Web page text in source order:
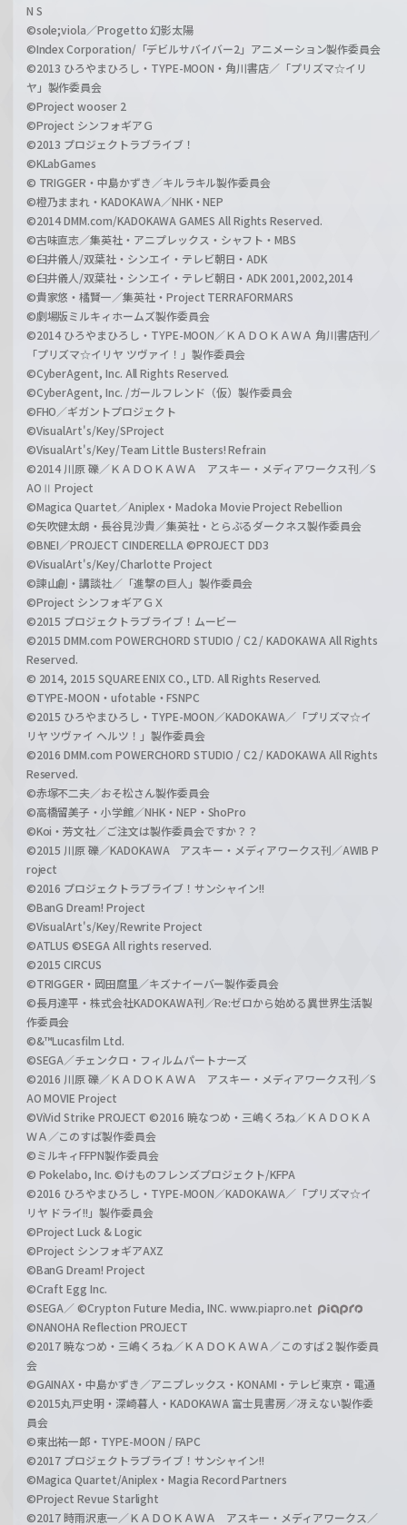
N S
©sole;viola／Progetto 幻影太陽
©Index Corporation/「デビルサバイバー2」アニメーション製作委員会
©2013 ひろやまひろし・TYPE-MOON・角川書店／「プリズマ☆イリ
ヤ」製作委員会
©Project wooser 2
©Project シンフォギアＧ
©2013 プロジェクトラブライブ！
©KLabGames
© TRIGGER・中島かずき／キルラキル製作委員会
©橙乃ままれ・KADOKAWA／NHK・NEP
©2014 DMM.com/KADOKAWA GAMES All Rights Reserved.
©古味直志／集英社・アニプレックス・シャフト・MBS
©臼井儀人/双葉社・シンエイ・テレビ朝日・ADK
©臼井儀人/双葉社・シンエイ・テレビ朝日・ADK 2001,2002,2014
©貴家悠・橘賢一／集英社・Project TERRAFORMARS
©劇場版ミルキィホームズ製作委員会
©2014 ひろやまひろし・TYPE-MOON／ＫＡＤＯＫＡＷＡ 角川書店刊／
「プリズマ☆イリヤ ツヴァイ！」製作委員会
©CyberAgent, Inc. All Rights Reserved.
©CyberAgent, Inc. /ガールフレンド（仮）製作委員会
©FHO／ギガントプロジェクト
©VisualArt's/Key/SProject
©VisualArt's/Key/Team Little Busters! Refrain
©2014 川原 礫／ＫＡＤＯＫＡＷＡ アスキー・メディアワークス刊／S
AOⅡ Project
©Magica Quartet／Aniplex・Madoka Movie Project Rebellion
©矢吹健太朗・長谷見沙貴／集英社・とらぶるダークネス製作委員会
©BNEI／PROJECT CINDERELLA ©PROJECT DD3
©VisualArt's/Key/Charlotte Project
©諫山創・講談社／「進撃の巨人」製作委員会
©Project シンフォギアＧＸ
©2015 プロジェクトラブライブ！ムービー
©2015 DMM.com POWERCHORD STUDIO / C2 / KADOKAWA All Rights
Reserved.
© 2014, 2015 SQUARE ENIX CO., LTD. All Rights Reserved.
©TYPE-MOON・ufotable・FSNPC
©2015 ひろやまひろし・TYPE-MOON／KADOKAWA／「プリズマ☆イ
リヤ ツヴァイ ヘルツ！」製作委員会
©2016 DMM.com POWERCHORD STUDIO / C2 / KADOKAWA All Rights
Reserved.
©赤塚不二夫／おそ松さん製作委員会
©高橋留美子・小学館／NHK・NEP・ShoPro
©Koi・芳文社／ご注文は製作委員会ですか？？
©2015 川原 礫／KADOKAWA アスキー・メディアワークス刊／AWIB P
roject
©2016 プロジェクトラブライブ！サンシャイン!!
©BanG Dream! Project
©VisualArt's/Key/Rewrite Project
©ATLUS ©SEGA All rights reserved.
©2015 CIRCUS
©TRIGGER・岡田麿里／キズナイーバー製作委員会
©長月達平・株式会社KADOKAWA刊／Re:ゼロから始める異世界生活製
作委員会
©&™Lucasfilm Ltd.
©SEGA／チェンクロ・フィルムパートナーズ
©2016 川原 礫／ＫＡＤＯＫＡＷＡ アスキー・メディアワークス刊／S
AO MOVIE Project
©ViVid Strike PROJECT ©2016 暁なつめ・三嶋くろね／ＫＡＤＯＫＡ
ＷＡ／このすば製作委員会
©ミルキィFFPN製作委員会
© Pokelabo, Inc. ©けものフレンズプロジェクト/KFPA
©2016 ひろやまひろし・TYPE-MOON／KADOKAWA／「プリズマ☆イ
リヤ ドライ!!」製作委員会
©Project Luck & Logic
©Project シンフォギアAXZ
©BanG Dream! Project
©Craft Egg Inc.
©SEGA／ ©Crypton Future Media, INC. www.piapro.net
©NANOHA Reflection PROJECT
©2017 暁なつめ・三嶋くろね／ＫＡＤＯＫＡＷＡ／このすば２製作委員
会
©GAINAX・中島かずき／アニプレックス・KONAMI・テレビ東京・電通
©2015丸戸史明・深崎暮人・KADOKAWA 富士見書房／冴えない製作委
員会
©東出祐一郎・TYPE-MOON / FAPC
©2017 プロジェクトラブライブ！サンシャイン!!
©Magica Quartet/Aniplex・Magia Record Partners
©Project Revue Starlight
©2017 時雨沢恵一／ＫＡＤＯＫＡＷＡ アスキー・メディアワークス／